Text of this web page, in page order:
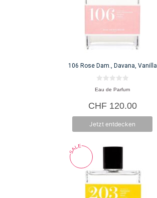
106 Rose Dam., Davana, Vanilla
0
v
n
Eau de Parfum
CHF120.00
Jetzt entdecken